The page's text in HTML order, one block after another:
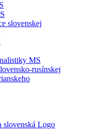
slovenskej
MS
rusínskej